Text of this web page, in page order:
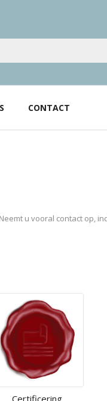
CONTACT
u vooral contact op,